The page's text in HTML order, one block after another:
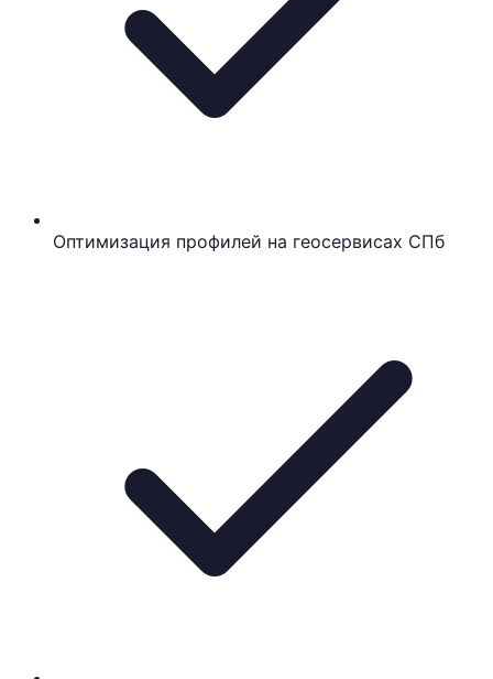
Оптимизация профилей на геосервисах СПб